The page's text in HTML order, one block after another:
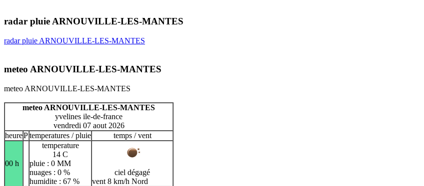
radar pluie ARNOUVILLE-LES-MANTES
radar pluie ARNOUVILLE-LES-MANTES
meteo ARNOUVILLE-LES-MANTES
meteo ARNOUVILLE-LES-MANTES
meteo ARNOUVILLE-LES-MANTES
yvelines ile-de-france
vendredi 07 aout 2026
heurePtemperatures / pluie temps / vent
00 h
temperature
14 C
pluie : 0 MM
nuages : 0 %
humidite : 67 %
ciel dégagé
vent 8 km/h Nord